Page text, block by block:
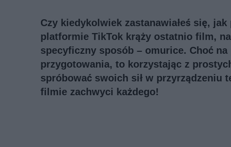
Czy kiedykolwiek zastanawiałeś się,
platformie TikTok krąży ostatnio film,
specyficzny sposób – omurice. Choć
przygotowania, to korzystając z
spróbować swoich sił w przyrządzeniu
filmie zachwyci każdego!